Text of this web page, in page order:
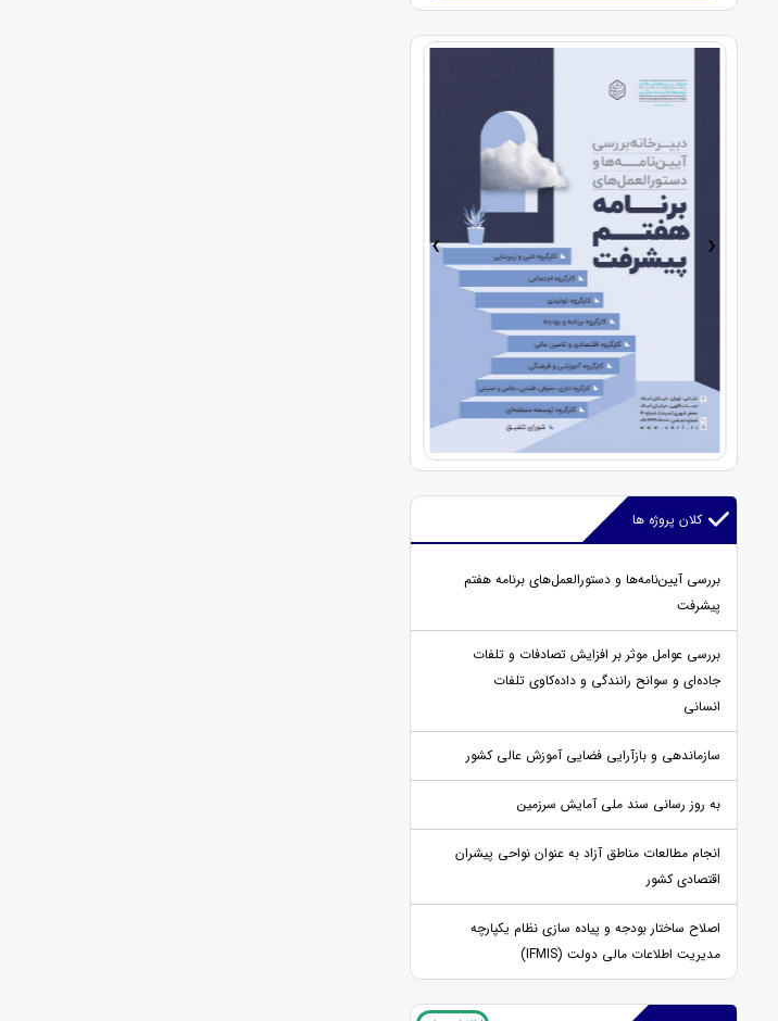
› ‹
کلان پروژه ها
بررسی آیین‌نامه‌ها و دستورالعمل‌های برنامه هفتم
پیشرفت
بررسی عوامل موثر بر افزایش تصادفات و تلفات
جاده‌ای و سوانح رانندگی و داده‌کاوی تلفات
انسانی
سازماندهی و بازآرایی فضایی آموزش عالی کشور
به روز رسانی سند ملی آمایش سرزمین
انجام مطالعات مناطق آزاد به عنوان نواحی پیشران
اقتصادی کشور
اصلاح ساختار بودجه و پیاده سازی نظام یکپارچه
مدیریت اطلاعات مالی دولت (IFMIS)